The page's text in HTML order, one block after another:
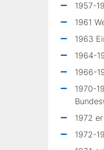
1957-
1961
1963
1964-
1966-
1970-
1972
1972-